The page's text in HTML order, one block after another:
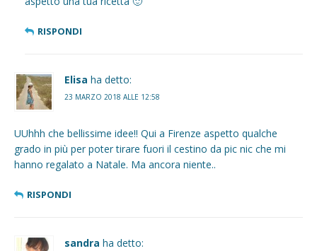
RISPONDI
Elisa ha detto:
23 MARZO 2018 ALLE 12:58
UUhhh che bellissime idee!! Qui a Firenze aspetto qualche
grado in più per poter tirare fuori il cestino da pic nic che mi
hanno regalato a Natale. Ma ancora niente..
RISPONDI
sandra ha detto: